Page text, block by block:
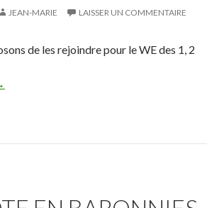
JEAN-MARIE LAISSER UN COMMENTAIRE
de les rejoindre pour le WE des 1, 2